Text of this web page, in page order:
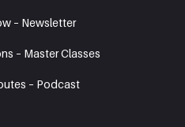
– Newsletter
– Master Classes
– Podcast